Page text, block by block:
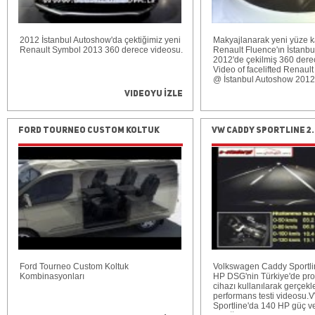
4 silindirin ikisine (2. ve 3.
http://
2013-vw-golf-7-1-4-tsi-
linkinde bulabilirsiniz.
2012 İstanbul Autoshow'da çektiğimiz yeni
Renault Symbol 2013 360 derece videosu.
Videoyu İzle
Makyajlanarak yeni yüze
Renault Fluence'ın
2012'de çekilmiş 360
Video of facelifted
@ İstanbul Autoshow 2012
Ford Tourneo Custom Koltuk
Kombinasyonları
Ford Tourneo Custom Koltuk
Kombinasyonları
VW Caddy Sportline
DSG test (0-100 km/s,
Volkswagen Caddy
HP DSG'nin Türkiye'de
cihazı kullanılarak
performans testi
Sportline'da 140 HP güç